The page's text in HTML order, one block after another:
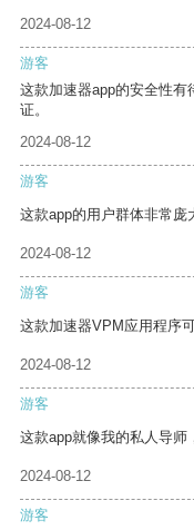
2024-08-12
游客
这款加速器app的安全性
证。
2024-08-12
游客
这款app的用户群体非常庞
2024-08-12
游客
这款加速器VPM应用程序
2024-08-12
游客
这款app就像我的私人导师
2024-08-12
游客